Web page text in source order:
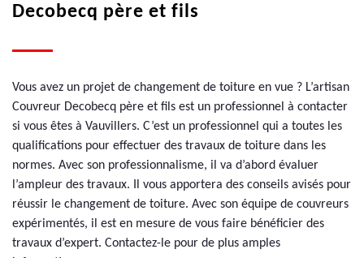
Decobecq père et fils
Vous avez un projet de changement de toiture en vue ? L’artisan
Couvreur Decobecq père et fils est un professionnel à contacter
si vous êtes à Vauvillers. C’est un professionnel qui a toutes les
qualifications pour effectuer des travaux de toiture dans les
normes. Avec son professionnalisme, il va d’abord évaluer
l’ampleur des travaux. Il vous apportera des conseils avisés pour
réussir le changement de toiture. Avec son équipe de couvreurs
expérimentés, il est en mesure de vous faire bénéficier des
travaux d’expert. Contactez-le pour de plus amples